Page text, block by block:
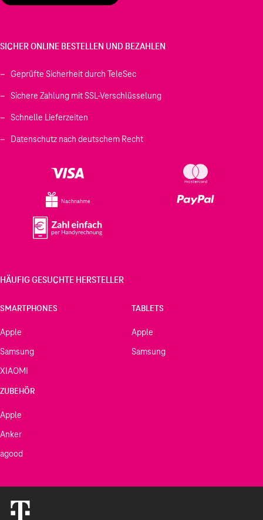
SICHER ONLINE BESTELLEN UND BEZAHLEN
Geprüfte Sicherheit durch TeleSec
Sichere Zahlung mit SSL-Verschlüsselung
Schnelle Lieferzeiten
Datenschutz nach deutschem Recht
Nachnahme
HÄUFIG GESUCHTE HERSTELLER
SMARTPHONES
Apple
Samsung
XIAOMI
TABLETS
Apple
Samsung
ZUBEHÖR
Apple
Anker
agood